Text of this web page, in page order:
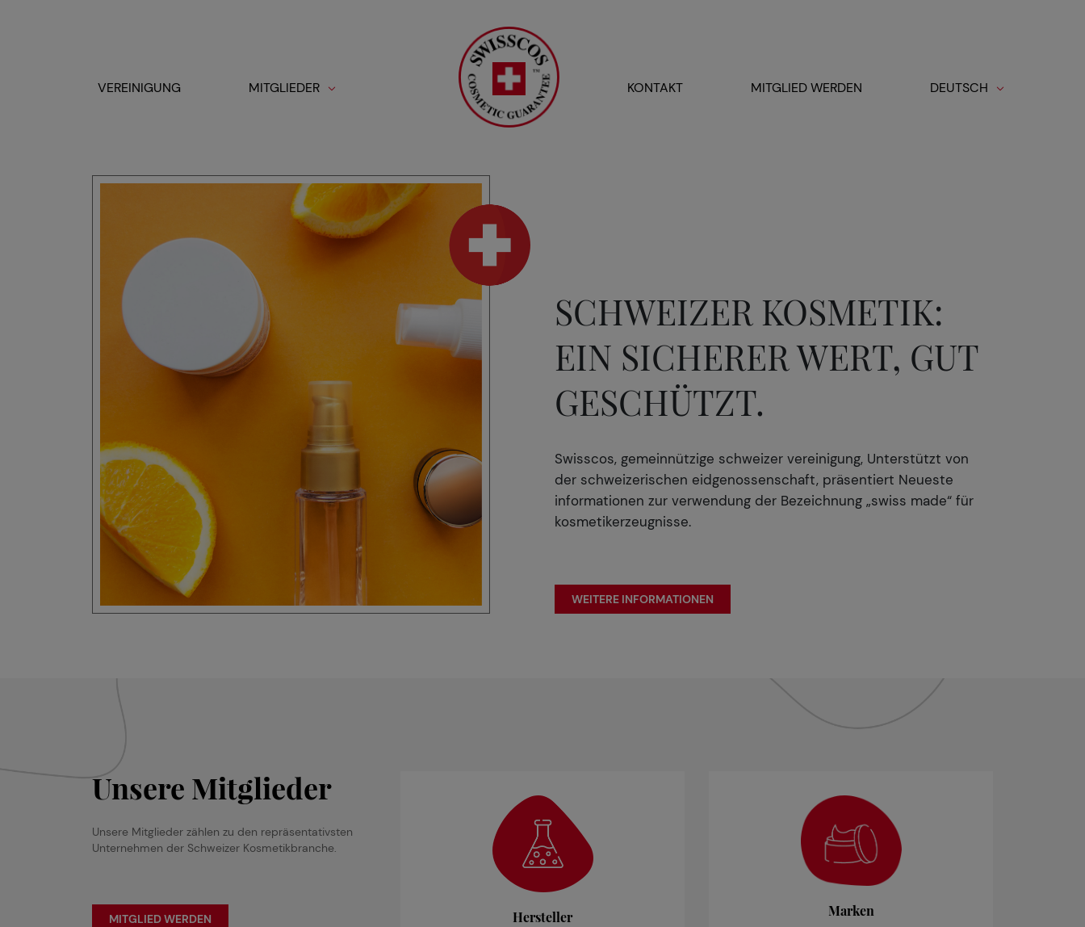
Toggle navigation
VEREINIGUNG MITGLIEDER KONTAKT MITGLIED WERDEN DEUTSCH
SCHWEIZER KOSMETIK:
EIN SICHERER WERT, GUT
GESCHÜTZT.
Swisscos, gemeinnützige schweizer vereinigung, Unterstützt von
der schweizerischen eidgenossenschaft, präsentiert Neueste
informationen zur verwendung der Bezeichnung „swiss made“ für
kosmetikerzeugnisse.
WEITERE INFORMATIONEN
Unsere Mitglieder
Unsere Mitglieder zählen zu den repräsentativsten
Unternehmen der Schweizer Kosmetikbranche.
MITGLIED WERDEN Hersteller Marken